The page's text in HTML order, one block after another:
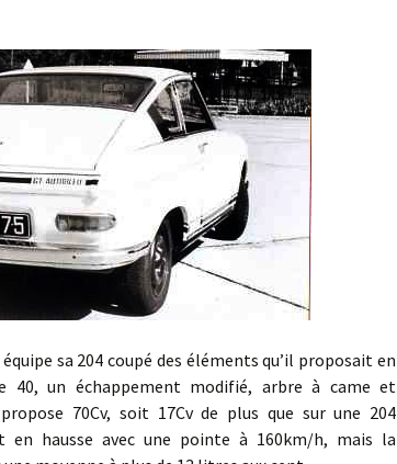
sa 204 coupé des éléments qu’il proposait en
40, un échappement modifié, arbre à came et
70Cv, soit 17Cv de plus que sur une 204
en hausse avec une pointe à 160km/h, mais la